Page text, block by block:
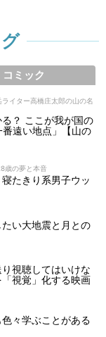
コミック
イター高橋庄太郎の山の名
？ ここが我が国の
遠い地点」【山の
歳の夢と本音
たきり系男子ウッ
い大地震と月との
視聴してはいけな
視覚」化する映画
々学ぶことがある